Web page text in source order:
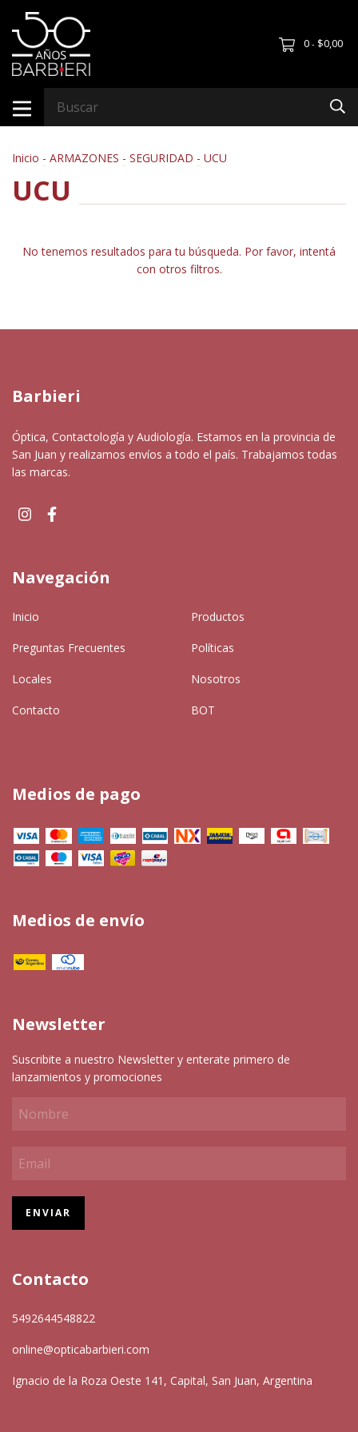
0 - $0,00
Inicio - ARMAZONES - SEGURIDAD - UCU
UCU
No tenemos resultados para tu búsqueda. Por favor, intentá
con otros filtros.
Barbieri
Óptica, Contactología y Audiología. Estamos en la provincia de
San Juan y realizamos envíos a todo el país. Trabajamos todas
las marcas.
Navegación
Inicio Productos
Preguntas Frecuentes Políticas
Locales Nosotros
Contacto BOT
Medios de pago
Medios de envío
Newsletter
Suscribite a nuestro Newsletter y enterate primero de
lanzamientos y promociones
Contacto
5492644548822
online@opticabarbieri.com
Ignacio de la Roza Oeste 141, Capital, San Juan, Argentina